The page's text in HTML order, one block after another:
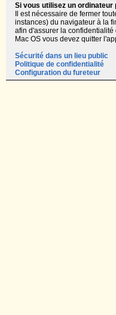
Si vous utilisez un ordinateur
Il est nécessaire de fermer
instances) du navigateur à la
afin d'assurer la
Mac OS vous devez quitter
Sécurité dans un lieu public
Politique de confidentialité
Configuration du fureteur